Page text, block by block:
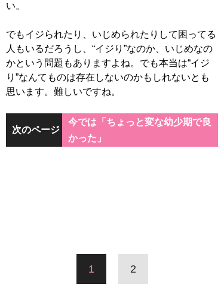
い。
でもイジられたり、いじめられたりして困ってる
人もいるだろうし、“イジり”なのか、いじめなの
かという問題もありますよね。でも本当は“イジ
り”なんてものは存在しないのかもしれないとも
思います。難しいですね。
次のページ
今では「ちょっと変な幼少期で良
かった」
1 2